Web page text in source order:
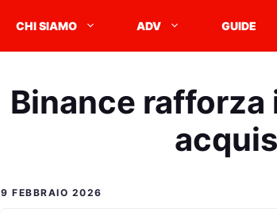
CHI SIAMO ADV GUIDE
Binance rafforza
9 FEBBRAIO 2026